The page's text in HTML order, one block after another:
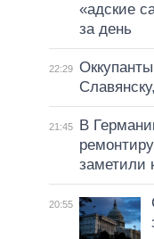
«адские
за день
22:29
21:45
В
заметили
20:55